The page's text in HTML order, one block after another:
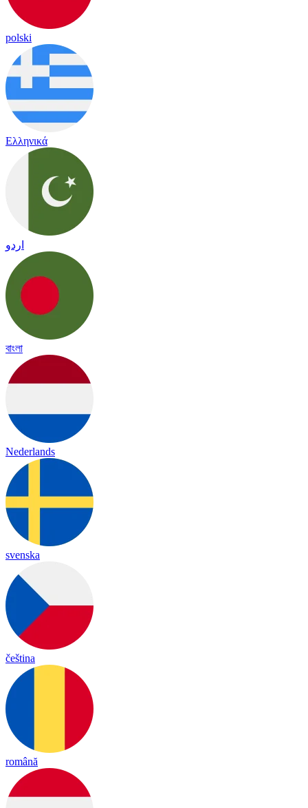
polski
Ελληνικά
اردو
বাংলা
Nederlands
svenska
čeština
română